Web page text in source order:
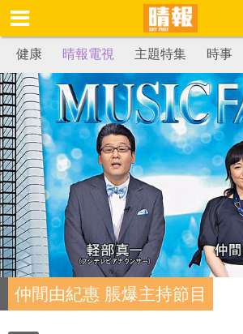
健康 晴報電視 主題特集 時事
仲間由紀惠 脹爆主持節目